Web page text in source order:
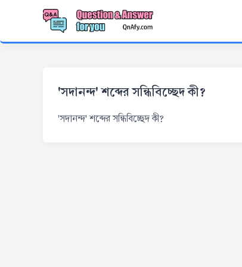
'সদানন্দ' শব্দের সন্ধিবিচ্ছেদ কী?
'সদানন্দ' শব্দের সন্ধিবিচ্ছেদ কী?